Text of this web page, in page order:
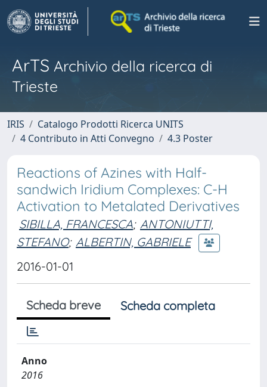
ArTS Archivio della ricerca di
Trieste
IRIS
Catalogo Prodotti Ricerca UNITS
4 Contributo in Atti Convegno
4.3 Poster
Reactions of Azines with Half-
sandwich Iridium Complexes: C-H
Activation to Metalated Derivatives
SIBILLA, FRANCESCA; ANTONIUTTI,
STEFANO; ALBERTIN, GABRIELE
2016-01-01
Scheda breve Scheda completa
Anno
2016